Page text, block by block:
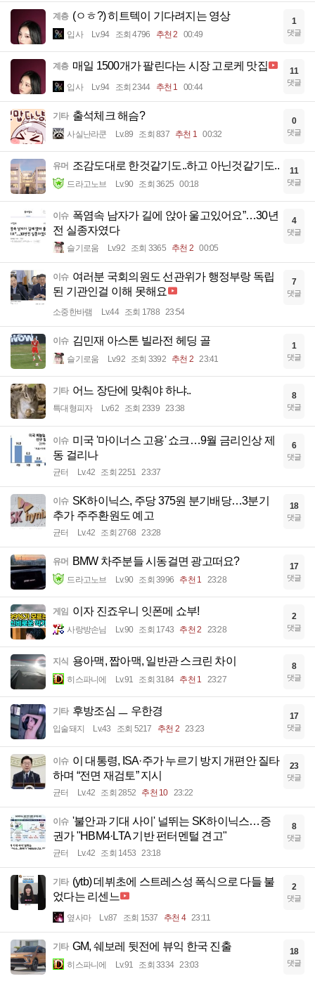
계층 (ㅇㅎ?) 히트텍이 기다려지는 영상
입사 Lv.94 조회 4796 추천 2 00:49
1
댓글
계층 매일 1500개가 팔린다는 시장 고로케 맛집
입사 Lv.94 조회 2344 추천 1 00:44
11
댓글
기타 출석체크 해슴?
사실난라쿤 Lv.89 조회 837 추천 1 00:32
0
댓글
유머 조감도대로 한것같기도..하고 아닌것같기도..
드라고노브 Lv.90 조회 3625 00:18
11
댓글
이슈 폭염속 남자가 길에 앉아 울고있어요”…30년
전 실종자였다
슬기로움 Lv.92 조회 3365 추천 2 00:05
4
댓글
이슈 여러분 국회의원도 선관위가 행정부랑 독립
된 기관인걸 이해 못해요
소중한바램 Lv.44 조회 1788 23:54
7
댓글
이슈 김민재 아스톤 빌라전 헤딩 골
슬기로움 Lv.92 조회 3392 추천 2 23:41
1
댓글
기타 어느 장단에 맞춰야 하냐..
특대형피자 Lv.62 조회 2339 23:38
8
댓글
이슈 미국 '마이너스 고용' 쇼크…9월 금리인상 제
동 걸리나
균터 Lv.42 조회 2251 23:37
6
댓글
이슈 SK하이닉스, 주당 375원 분기배당…3분기
추가 주주환원도 예고
균터 Lv.42 조회 2768 23:28
18
댓글
유머 BMW 차주분들 시동걸면 광고떠요?
드라고노브 Lv.90 조회 3996 추천 1 23:28
17
댓글
게임 이자 진죠우니 잇폰메 쇼부!
사랑방손님 Lv.90 조회 1743 추천 2 23:28
2
댓글
지식 용아맥, 짭아맥, 일반관 스크린 차이
히스파니에 Lv.91 조회 3184 추천 1 23:27
8
댓글
기타 후방조심 ㅡ 우한경
입술돼지 Lv.43 조회 5217 추천 2 23:23
17
댓글
이슈 이 대통령, ISA·주가 누르기 방지 개편안 질타
하며 “전면 재검토” 지시
균터 Lv.42 조회 2852 추천 10 23:22
23
댓글
이슈 '불안과 기대 사이' 널뛰는 SK하이닉스…증
권가 "HBM4·LTA 기반 펀터멘털 견고"
균터 Lv.42 조회 1453 23:18
8
댓글
기타 (ytb) 데뷔초에 스트레스성 폭식으로 다들 불
었다는 리센느
옆사마 Lv.87 조회 1537 추천 4 23:11
2
댓글
기타 GM, 쉐보레 뒷전에 뷰익 한국 진출
히스파니에 Lv.91 조회 3334 23:03
18
댓글